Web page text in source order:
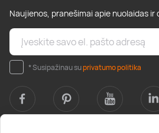
Naujienos, pranešimai apie nuolaidas ir
* Susipažinau suprivatumo politika